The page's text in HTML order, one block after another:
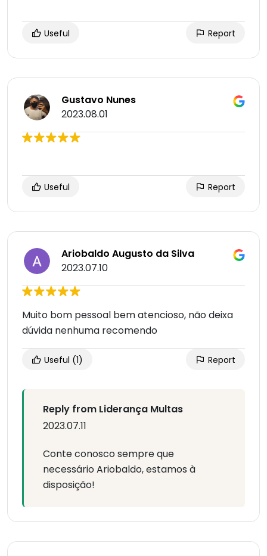
Useful Report
Gustavo Nunes
2023.08.01
Useful Report
Ariobaldo Augusto da Silva
2023.07.10
Muito bom pessoal bem atencioso, não deixa
dúvida nenhuma recomendo
Useful (1) Report
Reply from Liderança Multas
2023.07.11
Conte conosco sempre que
necessário Ariobaldo, estamos à
disposição!